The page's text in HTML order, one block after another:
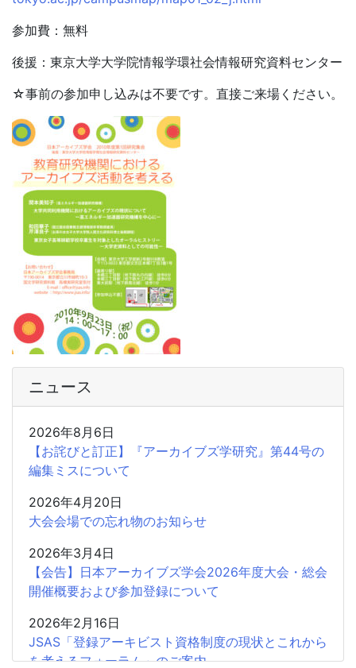
参加費：無料
後援：東京大学大学院情報学環社会情報研究資料センター
☆事前の参加申し込みは不要です。直接ご来場ください。
ニュース
2026年8月6日
【お詫びと訂正】『アーカイブズ学研究』第44号の
編集ミスについて
2026年4月20日
大会会場での忘れ物のお知らせ
2026年3月4日
【会告】日本アーカイブズ学会2026年度大会・総会
開催概要および参加登録について
2026年2月16日
JSAS「登録アーキビスト資格制度の現状とこれから
を考えるフォーラム」のご案内